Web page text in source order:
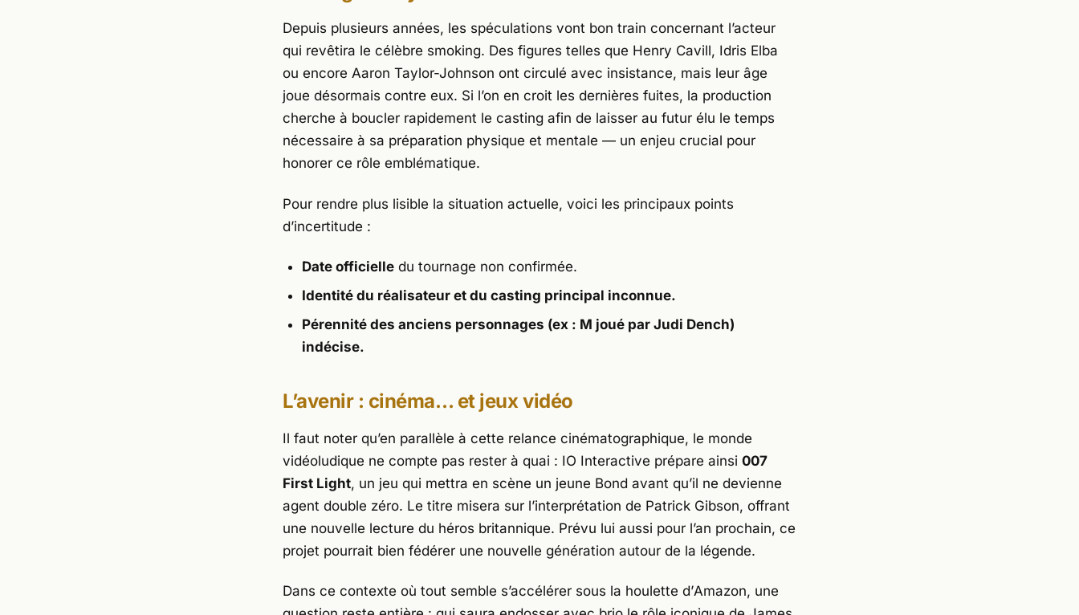
Depuis plusieurs années, les spéculations vont bon train concernant l’acteur
qui revêtira le célèbre smoking. Des figures telles que Henry Cavill, Idris Elba
ou encore Aaron Taylor-Johnson ont circulé avec insistance, mais leur âge
joue désormais contre eux. Si l’on en croit les dernières fuites, la production
cherche à boucler rapidement le casting afin de laisser au futur élu le temps
nécessaire à sa préparation physique et mentale — un enjeu crucial pour
honorer ce rôle emblématique.
Pour rendre plus lisible la situation actuelle, voici les principaux points
d’incertitude :
Date officielle du tournage non confirmée.
Identité du réalisateur et du casting principal inconnue.
Pérennité des anciens personnages (ex : M joué par Judi Dench)
indécise.
L’avenir : cinéma… et jeux vidéo
Il faut noter qu’en parallèle à cette relance cinématographique, le monde
vidéoludique ne compte pas rester à quai : IO Interactive prépare ainsi 007
First Light, un jeu qui mettra en scène un jeune Bond avant qu’il ne devienne
agent double zéro. Le titre misera sur l’interprétation de Patrick Gibson, offrant
une nouvelle lecture du héros britannique. Prévu lui aussi pour l’an prochain, ce
projet pourrait bien fédérer une nouvelle génération autour de la légende.
Dans ce contexte où tout semble s’accélérer sous la houlette d’Amazon, une